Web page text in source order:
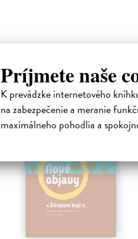
Príjmete naše
K prevádzke internetového
na zabezpečenie a meranie
maximálneho pohodlia a
na